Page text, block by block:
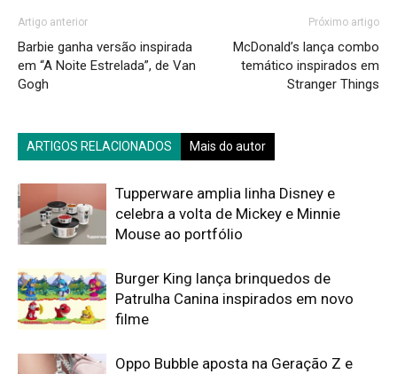
Artigo anterior
Barbie ganha versão inspirada
em “A Noite Estrelada”, de Van
Gogh
Próximo artigo
McDonald’s lança combo
temático inspirados em
Stranger Things
ARTIGOS RELACIONADOS Mais do autor
Tupperware amplia linha Disney e
celebra a volta de Mickey e Minnie
Mouse ao portfólio
Burger King lança brinquedos de
Patrulha Canina inspirados em novo
filme
Oppo Bubble aposta na Geração Z e